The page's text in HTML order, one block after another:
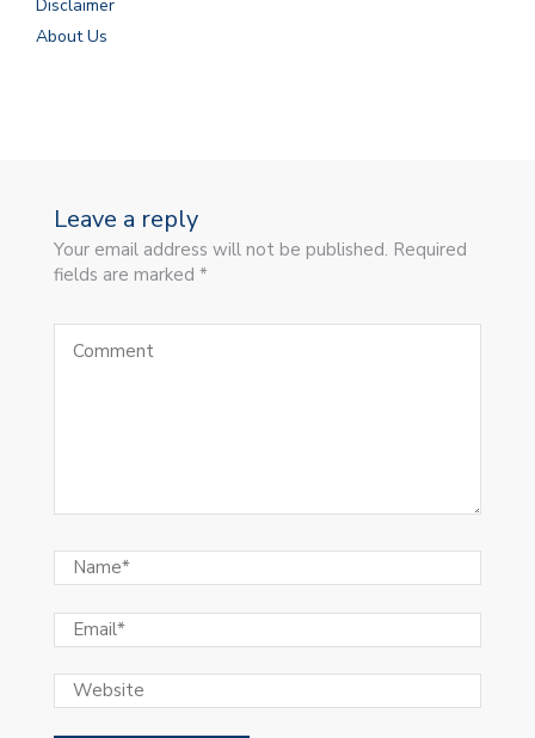
Disclaimer
About Us
Leave a reply
Your email address will not be published. Required
fields are marked *